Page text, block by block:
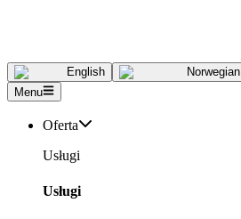
English Norwegian
Menu
Oferta
Usługi
Usługi